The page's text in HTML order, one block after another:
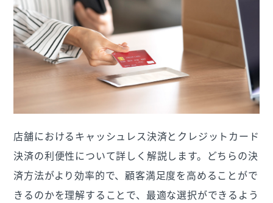
店舗におけるキャッシュレス決済とクレジットカード
決済の利便性について詳しく解説します。どちらの決
済方法がより効率的で、顧客満足度を高めることがで
きるのかを理解することで、最適な選択ができるよう